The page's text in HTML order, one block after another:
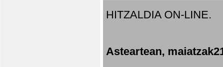
HITZALDIA ON-LINE.
Asteartean,